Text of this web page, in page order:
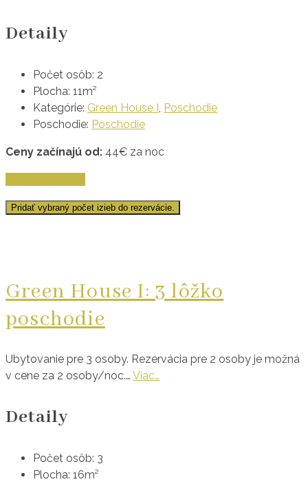
Detaily
Počet osôb: 2
Plocha: 11m²
Kategórie: Green House I , Poschodie
Poschodie: Poschodie
Ceny začínajú od: 44€ za noc
Pridať vybraný počet izieb do rezervácie.
Green House I: 3 lôžko
poschodie
Ubytovanie pre 3 osoby. Rezervácia pre 2 osoby je možná
v cene za 2 osoby/noc.… Viac…
Detaily
Počet osôb: 3
Plocha: 16m²